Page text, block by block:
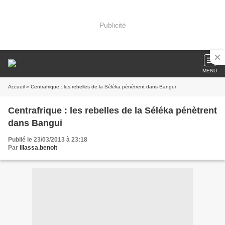
Publicité
MENU
Accueil » Centrafrique : les rebelles de la Séléka pénètrent dans Bangui
Centrafrique : les rebelles de la Séléka pénètrent
dans Bangui
Publié le 23/03/2013 à 23:18
Par illassa.benoit